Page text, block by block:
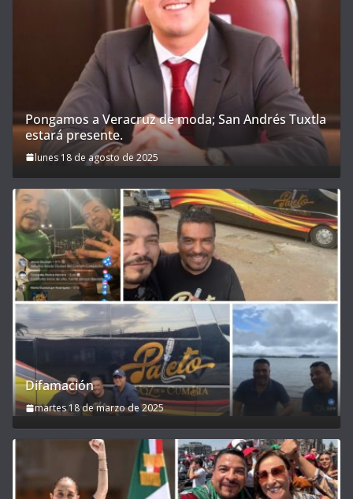
Pongamos a Veracruz de moda; San Andrés Tuxtla
estará presente.
lunes 18 de agosto de 2025
Difamación
martes 18 de marzo de 2025